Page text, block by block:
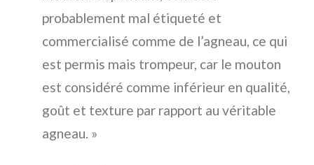
probablement mal étiqueté et
commercialisé comme de l’agneau, ce qui
est permis mais trompeur, car le mouton
est considéré comme inférieur en qualité,
goût et texture par rapport au véritable
agneau. »